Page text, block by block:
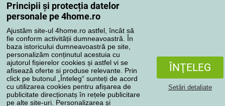
Principii și protecția datelor
personale pe 4home.ro
Ajustăm site-ul 4home.ro astfel, încât să
fie conform activității dumneavoastră. În
baza istoricului dumneavoastră pe site,
personalizăm conținutul acestuia cu
ajutorul fișierelor cookies și astfel vi se
afisează oferte si produse relevante. Prin
click pe butonul „Înteleg“ sunteți de acord
cu utilizarea cookies pentru afișarea de
publicitate direcționatș în rețele publicitare
pe alte site-uri. Personalizarea și
ÎNŢELEG
Setări detaliate
Metode de plată
Magazin de încredere